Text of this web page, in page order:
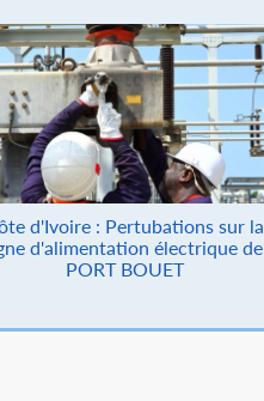
d'Ivoire : Pertubations sur la
d'alimentation électrique de
PORT BOUET